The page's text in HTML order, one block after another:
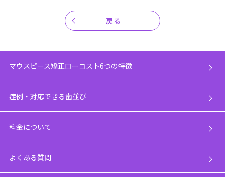
戻る
マウスピース矯正ローコスト6つの特徴
症例・対応できる歯並び
料金について
よくある質問